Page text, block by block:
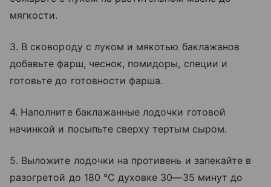
мягкости.
3. В сковороду с луком и мякотью баклажанов
добавьте фарш, чеснок, помидоры, специи и
готовьте до готовности фарша.
4. Наполните баклажанные лодочки готовой
начинкой и посыпьте сверху тертым сыром.
5. Выложите лодочки на противень и запекайте в
разогретой до 180 °C духовке 30—35 минут до